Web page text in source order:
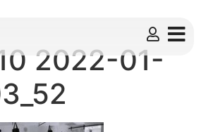
2022-01-